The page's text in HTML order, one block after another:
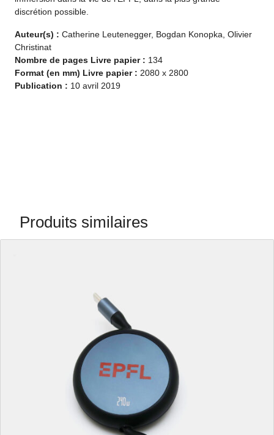
discrétion possible.
Auteur(s) : Catherine Leutenegger, Bogdan Konopka, Olivier
Christinat
Nombre de pages Livre papier: 134
Format (en mm) Livre papier: 2080 x 2800
Publication : 10 avril 2019
Produits similaires